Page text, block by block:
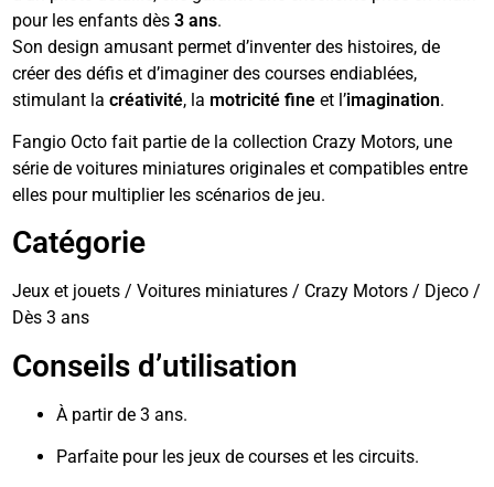
pour les enfants dès3 ans.
Son design amusant permet d’inventer des histoires, de
créer des défis et d’imaginer des courses endiablées,
stimulant lacréativité, la motricité fine et l’imagination.
Fangio Octo fait partie de la collection Crazy Motors, une
série de voitures miniatures originales et compatibles entre
elles pour multiplier les scénarios de jeu.
Catégorie
Jeux et jouets / Voitures miniatures / Crazy Motors / Djeco /
Dès 3 ans
Conseils d’utilisation
À partir de 3 ans.
Parfaite pour les jeux de courses et les circuits.